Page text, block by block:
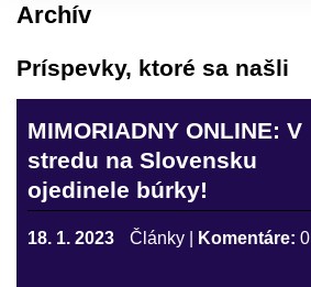
Archív
Príspevky, ktoré sa našli
MIMORIADNY ONLINE: V
stredu na Slovensku
ojedinele búrky!
18. 1. 2023 Články Komentáre: 0